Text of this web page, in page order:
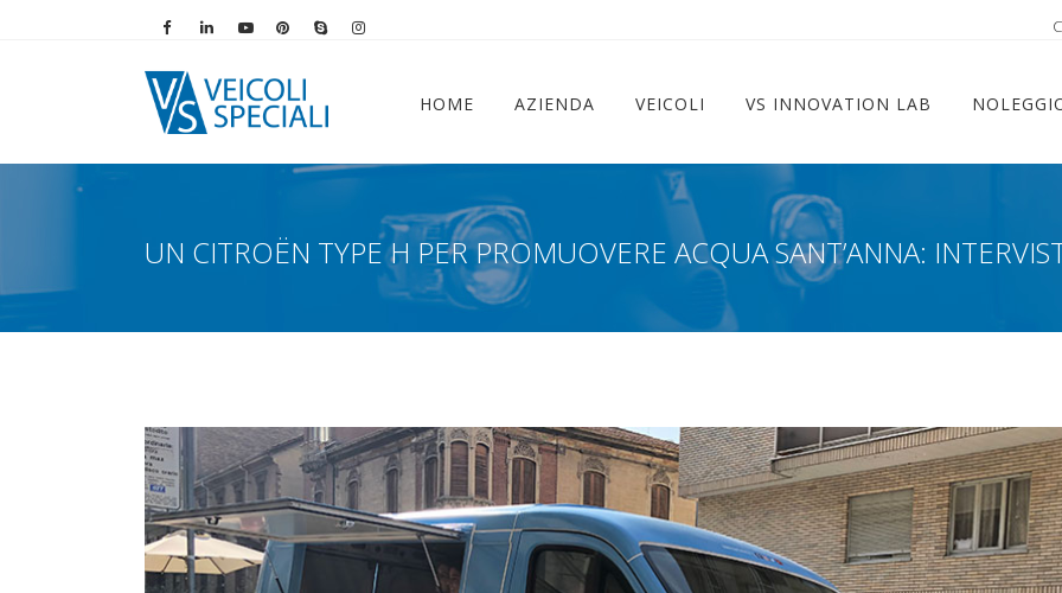
Vai alla pagina Facebook
Vai al profilo LinkedIn
Vai al canale YouTube
Vai al profilo Pinterest
Chiama su Skype
Vai al profilo Instagram
HOME AZIENDA VEICOLI VS INNOVATION LAB
UN CITROËN TYPE H PER PROMUOVERE ACQUA SANT’ANNA: